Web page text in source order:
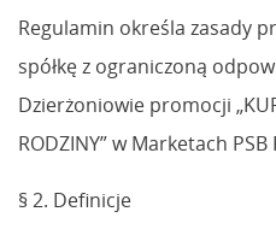
Regulamin określa zasady
spółkę z ograniczoną
Dzierżoniowie promocji
RODZINY” w Marketach PSB
§ 2. Definicje